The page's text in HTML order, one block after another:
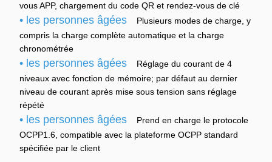
vous APP, chargement du code QR et rendez-vous de clé
• les personnes âgées
Plusieurs modes de charge, y
compris la charge complète automatique et la charge
chronométrée
• les personnes âgées
Réglage du courant de 4
niveaux avec fonction de mémoire; par défaut au dernier
niveau de courant après mise sous tension sans réglage
répété
• les personnes âgées
Prend en charge le protocole
OCPP1.6, compatible avec la plateforme OCPP standard
spécifiée par le client